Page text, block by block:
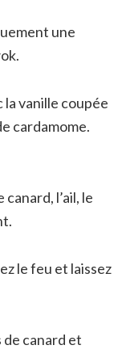
une
la vanille coupée
cardamome.
l’ail, le
le feu et laissez
de canard et